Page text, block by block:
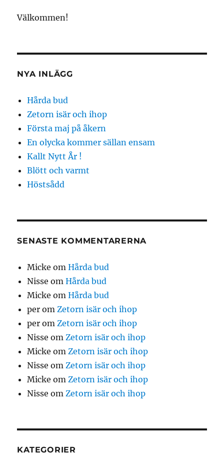
Välkommen!
NYA INLÄGG
Hårda bud
Zetorn isär och ihop
Första maj på åkern
En olycka kommer sällan ensam
Kallt Nytt År !
Blött och varmt
Höstsådd
SENASTE KOMMENTARERNA
Micke omHårda bud
Nisse omHårda bud
Micke omHårda bud
per omZetorn isär och ihop
per omZetorn isär och ihop
Nisse omZetorn isär och ihop
Micke omZetorn isär och ihop
Nisse omZetorn isär och ihop
Micke omZetorn isär och ihop
Nisse omZetorn isär och ihop
KATEGORIER